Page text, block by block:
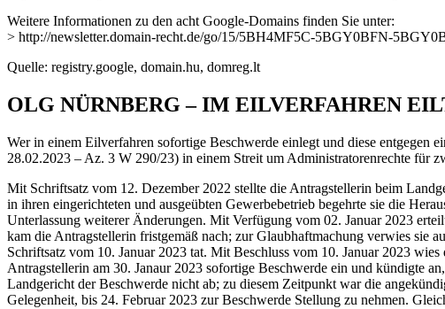
Weitere Informationen zu den acht Google-Domains finden Sie unter:
> http://newsletter.domain-recht.de/go/15/5BH4MF5C-5BGY0BFN-
Quelle: registry.google, domain.hu, domreg.lt
OLG NÜRNBERG – IM EILVERFAHREN
Wer in einem Eilverfahren sofortige Beschwerde einlegt und diese
28.02.2023 – Az. 3 W 290/23) in einem Streit um Administratorenrechte für
Mit Schriftsatz vom 12. Dezember 2022 stellte die Antragstellerin beim
in ihren eingerichteten und ausgeübten Gewerbebetrieb begehrte sie die
Unterlassung weiterer Änderungen. Mit Verfügung vom 02. Januar 2023
kam die Antragstellerin fristgemäß nach; zur Glaubhaftmachung verwies sie
Schriftsatz vom 10. Januar 2023 tat. Mit Beschluss vom 10. Januar 2023
Antragstellerin am 30. Janaur 2023 sofortige Beschwerde ein und kündigte
Landgericht der Beschwerde nicht ab; zu diesem Zeitpunkt war die
Gelegenheit, bis 24. Februar 2023 zur Beschwerde Stellung zu nehmen.